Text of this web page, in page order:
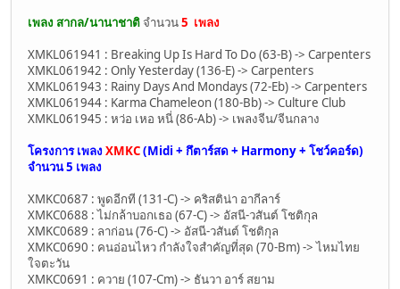
เพลง สากล/นานาชาติ จำนวน5 เพลง
XMKL061941 : Breaking Up Is Hard To Do (63-B) -> Carpenters
XMKL061942 : Only Yesterday (136-E) -> Carpenters
XMKL061943 : Rainy Days And Mondays (72-Eb) -> Carpenters
XMKL061944 : Karma Chameleon (180-Bb) -> Culture Club
XMKL061945 : หว่อ เหอ หนี่ (86-Ab) -> เพลงจีน/จีนกลาง
โครงการ เพลง XMKC(Midi + กึตาร์สด + Harmony + โชว์คอร์ด)
จำนวน5 เพลง
XMKC0687 : พูดอีกที (131-C) -> คริสติน่า อากีลาร์
XMKC0688 : ไม่กล้าบอกเธอ (67-C) -> อัสนี-วสันต์ โชติกุล
XMKC0689 : ลาก่อน (76-C) -> อัสนี-วสันต์ โชติกุล
XMKC0690 : คนอ่อนไหว กำลังใจสำคัญที่สุด (70-Bm) -> ไหมไทย
ใจตะวัน
XMKC0691 : ควาย (107-Cm) -> ธันวา อาร์ สยาม